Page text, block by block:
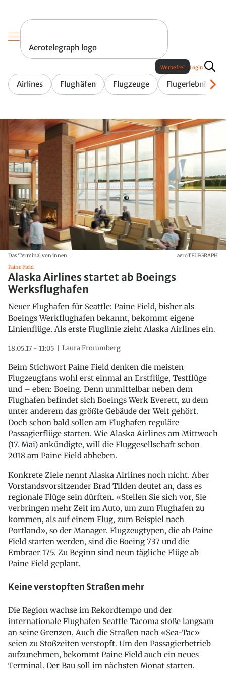
Aerotelegraph logo
Airlines Flughäfen Flugzeuge Flugerlebnis
Werbefrei Login
Das Terminal von innen...
aeroTELEGRAPH
Paine Field
Alaska Airlines startet ab Boeings
Werksflughafen
Neuer Flughafen für Seattle: Paine Field, bisher als
Boeings Werkflughafen bekannt, bekommt eigene
Linienflüge. Als erste Fluglinie zieht Alaska Airlines ein.
18.05.17 - 11:05 Laura Frommberg
Beim Stichwort Paine Field denken die meisten
Flugzeugfans wohl erst einmal an Erstflüge, Testflüge
und – eben: Boeing. Denn unmittelbar neben dem
Flughafen befindet sich Boeings Werk Everett, zu dem
unter anderem das größte Gebäude der Welt gehört.
Doch schon bald sollen am Flughafen reguläre
Passagierflüge starten. Wie Alaska Airlines am Mittwoch
(17. Mai) ankündigte, will die Fluggesellschaft schon
2018 am Paine Field abheben.
Konkrete Ziele nennt Alaska Airlines noch nicht. Aber
Vorstandsvorsitzender Brad Tilden deutet an, dass es
regionale Flüge sein dürften. «Stellen Sie sich vor, Sie
verbringen mehr Zeit im Auto, um zum Flughafen zu
kommen, als auf einem Flug, zum Beispiel nach
Portland», so der Manager. Flugzeugtypen, die ab Paine
Field starten werden, sind die Boeing 737 und die
Embraer 175. Zu Beginn sind neun tägliche Flüge ab
Paine Field geplant.
Keine verstopften Straßen mehr
Die Region wachse im Rekordtempo und der
internationale Flughafen Seattle Tacoma stoße langsam
an seine Grenzen. Auch die Straßen nach «Sea-Tac»
seien zu Stoßzeiten verstopft. Um den Passagierbetrieb
aufzunehmen, bekommt Paine Field auch ein neues
Terminal. Der Bau soll im nächsten Monat starten.